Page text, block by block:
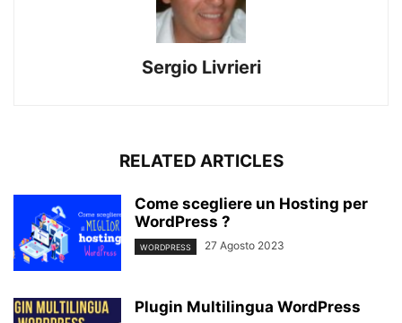
Sergio Livrieri
RELATED ARTICLES
Come scegliere un Hosting per
WordPress ?
WORDPRESS 27 Agosto 2023
Plugin Multilingua WordPress